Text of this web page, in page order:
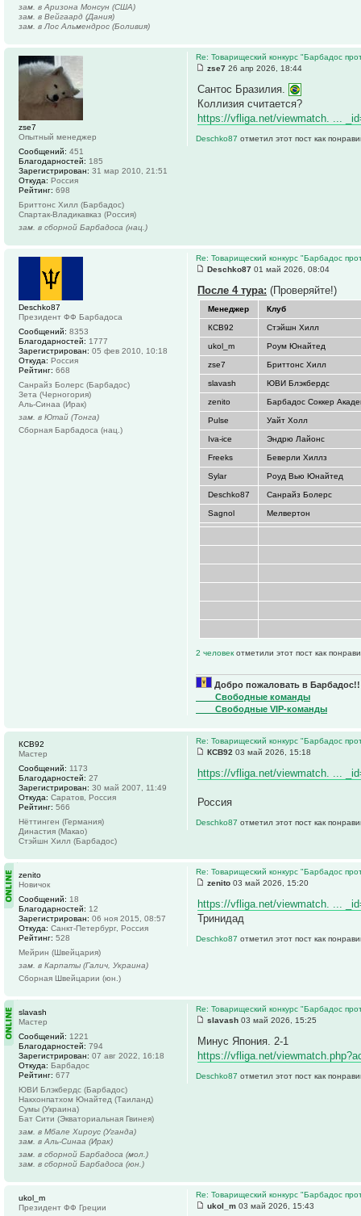
зам. в Аризона Монсун (США)
зам. в Вейгаард (Дания)
зам. в Лос Альмендрос (Боливия)
Re: Товарищеский конкурс "Барбадос
zse7 26 апр 2026, 18:44
Сантос Бразилия.
Коллизия считается?
https://vfliga.net/viewmatch. ...
Deschko87 отметил этот пост как
zse7
Опытный менеджер
Сообщений: 451
Благодарностей: 185
Зарегистрирован: 31 мар 2010, 21:51
Откуда: Россия
Рейтинг: 698
Бриттонс Хилл (Барбадос)
Спартак-Владикавказ (Россия)
зам. в сборной Барбадоса (нац.)
Re: Товарищеский конкурс "Барбадос
Deschko87 01 май 2026, 08:04
После 4 тура: (Проверяйте!)
Менеджер Клуб
КСВ92 Стэйшн Хилл
ukol_m Роум Юнайтед
zse7 Бриттонс Хилл
slavash ЮВИ Блэкбердс
zenito Барбадос Соккер
Pulse Уайт Холл
Iva-ice Эндрю Лайонс
Freeks Беверли Хиллз
Sylar Роуд Вью Юнайтед
Deschko87 Санрайз Болерс
Sagnol Мелвертон
2 человек отметили этот пост как
Добро пожаловать в
____Свободные команды
____Свободные VIP-команды
Deschko87
Президент ФФ Барбадоса
Сообщений: 8353
Благодарностей: 1777
Зарегистрирован: 05 фев 2010, 10:18
Откуда: Россия
Рейтинг: 668
Санрайз Болерс (Барбадос)
Зета (Черногория)
Аль-Синаа (Ирак)
зам. в Ютай (Тонга)
Сборная Барбадоса (нац.)
Re: Товарищеский конкурс "Барбадос
КСВ92 03 май 2026, 15:18
https://vfliga.net/viewmatch. ...
Россия
Deschko87 отметил этот пост как
КСВ92
Мастер
Сообщений: 1173
Благодарностей: 27
Зарегистрирован: 30 май 2007, 11:49
Откуда: Саратов, Россия
Рейтинг: 566
Нёттинген (Германия)
Династия (Макао)
Стэйшн Хилл (Барбадос)
Re: Товарищеский конкурс "Барбадос
zenito 03 май 2026, 15:20
https://vfliga.net/viewmatch. ...
Тринидад
Deschko87 отметил этот пост как
zenito
Новичок
Сообщений: 18
Благодарностей: 12
Зарегистрирован: 06 ноя 2015, 08:57
Откуда: Санкт-Петербург, Россия
Рейтинг: 528
Мейрин (Швейцария)
зам. в Карпаты (Галич, Украина)
Сборная Швейцарии (юн.)
Re: Товарищеский конкурс "Барбадос
slavash 03 май 2026, 15:25
Минус Япония. 2-1
https://vfliga.net/
Deschko87 отметил этот пост как
slavash
Мастер
Сообщений: 1221
Благодарностей: 794
Зарегистрирован: 07 авг 2022, 16:18
Откуда: Барбадос
Рейтинг: 677
ЮВИ Блэкбердс (Барбадос)
Накхонпатхом Юнайтед (Таиланд)
Сумы (Украина)
Бат Сити (Экваториальная Гвинея)
зам. в Мбале Хироус (Уганда)
зам. в Аль-Синаа (Ирак)
зам. в сборной Барбадоса (мол.)
зам. в сборной Барбадоса (юн.)
Re: Товарищеский конкурс "Барбадос
ukol_m 03 май 2026, 15:43
ukol_m
Президент ФФ Греции